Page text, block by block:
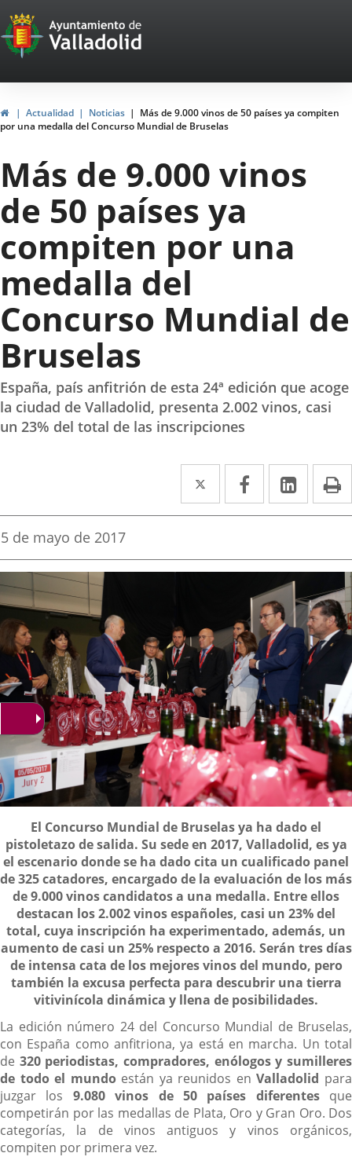
Portal
Web
del
Ayuntamiento
de
Valladolid
InicioActualidad Noticias
Más de 9.000 vinos de 50 países ya compiten
por una medalla del Concurso Mundial de Bruselas
Más de 9.000 vinos
de 50 países ya
compiten por una
medalla del
Concurso Mundial de
Bruselas
España, país anfitrión de esta 24ª edición que acoge
la ciudad de Valladolid, presenta 2.002 vinos, casi
un 23% del total de las inscripciones
Twitter
Enlace
a
aplicación
externa.
Facebook
Enlace
a
aplicación
externa.
Enlace
a
Fecha
la
noticia
5 de mayo de 2017
Descripción
El Concurso Mundial de Bruselas ya ha dado el
pistoletazo de salida. Su sede en 2017, Valladolid, es ya
el escenario donde se ha dado cita un cualificado panel
de 325 catadores, encargado de la evaluación de los más
de 9.000 vinos candidatos a una medalla. Entre ellos
destacan los 2.002 vinos españoles, casi un 23% del
total, cuya inscripción ha experimentado, además, un
aumento de casi un 25% respecto a 2016. Serán tres días
de intensa cata de los mejores vinos del mundo, pero
también la excusa perfecta para descubrir una tierra
vitivinícola dinámica y llena de posibilidades.
La edición número 24 del Concurso Mundial de Bruselas,
con España como anfitriona, ya está en marcha. Un total
de 320 periodistas, compradores, enólogos y sumilleres
de todo el mundoestán ya reunidos enValladolid para
juzgar los 9.080 vinos de 50 países diferentesque
competirán por las medallas de Plata, Oro y Gran Oro. Dos
categorías, la de vinos antiguos y vinos orgánicos,
compiten por primera vez.